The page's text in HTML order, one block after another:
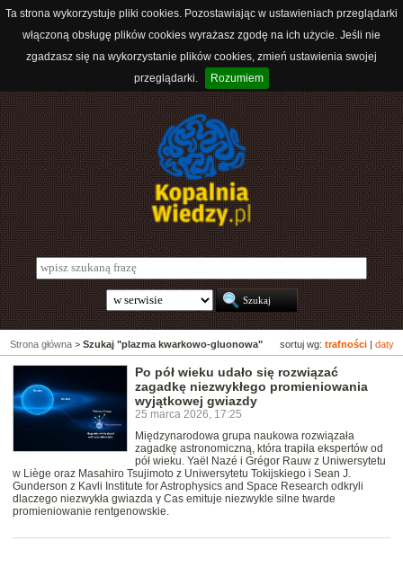
Ta strona wykorzystuje pliki cookies. Pozostawiając w ustawieniach przeglądarki
włączoną obsługę plików cookies wyrażasz zgodę na ich użycie. Jeśli nie
zgadzasz się na wykorzystanie plików cookies, zmień ustawienia swojej
przeglądarki.
Rozumiem
sortuj wg: trafności daty
Strona główna > Szukaj "plazma kwarkowo-gluonowa"
Po pół wieku udało się rozwiązać
zagadkę niezwykłego promieniowania
wyjątkowej gwiazdy
25 marca 2026, 17:25
Międzynarodowa grupa naukowa rozwiązała
zagadkę astronomiczną, która trapiła ekspertów od
pół wieku. Yaël Nazé i Grégor Rauw z Uniwersytetu
w Liège oraz Masahiro Tsujimoto z Uniwersytetu Tokijskiego i Sean J.
Gunderson z Kavli Institute for Astrophysics and Space Research odkryli
dlaczego niezwykła gwiazda γ Cas emituje niezwykle silne twarde
promieniowanie rentgenowskie.